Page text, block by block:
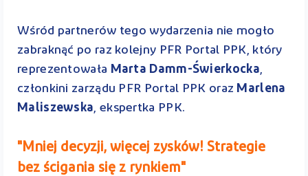
Wśród partnerów tego wydarzenia nie mogło
zabraknąć po raz kolejny PFR Portal PPK, który
reprezentowała Marta Damm-Świerkocka,
członkini zarządu PFR Portal PPK oraz Marlena
Maliszewska, ekspertka PPK.
"Mniej decyzji, więcej zysków! Strategie
bez ścigania się z rynkiem"